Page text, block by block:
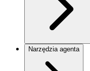
Narzędzia agenta